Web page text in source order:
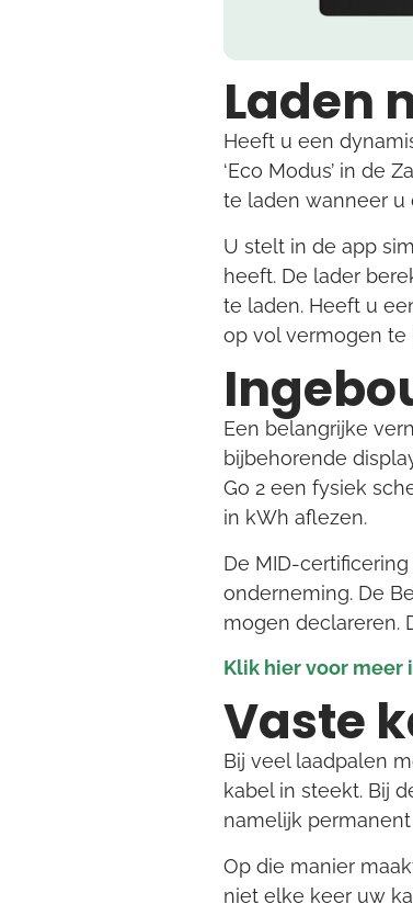
Laden
Heeft u een
‘Eco Modus’ in de
te laden wanneer u
U stelt in de app
heeft. De lader
te laden. Heeft u
op vol vermogen te
Een belangrijke
bijbehorende
Go 2 een fysiek
in kWh aflezen.
De MID-
onderneming. De
mogen declareren.
Klik hier voor meer
Vaste
Bij veel laadpalen
kabel in steekt. Bij
namelijk
Op die manier
niet elke keer uw